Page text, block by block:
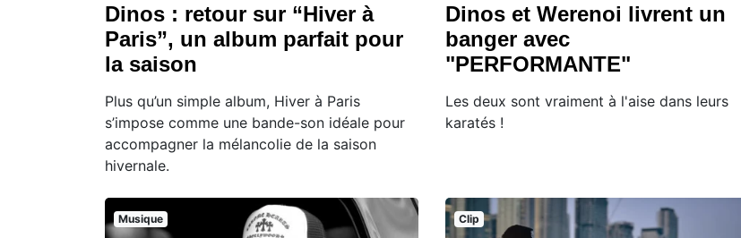
Dinos : retour sur “Hiver à
Paris”, un album parfait pour
la saison
Plus qu’un simple album, Hiver à Paris
s’impose comme une bande-son idéale pour
accompagner la mélancolie de la saison
hivernale.
Dinos et Werenoi livrent un
banger avec
"PERFORMANTE"
Les deux sont vraiment à l'aise dans leurs
karatés !
Musique Clip